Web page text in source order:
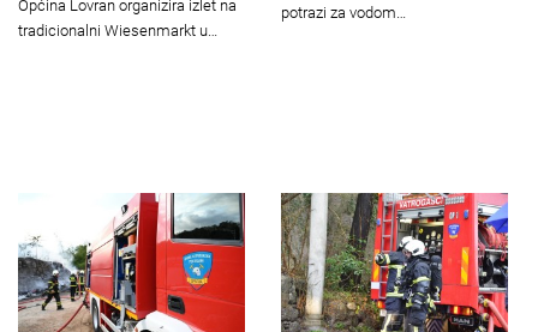
Općina Lovran organizira izlet na
tradicionalni Wiesenmarkt u…
potrazi za vodom…